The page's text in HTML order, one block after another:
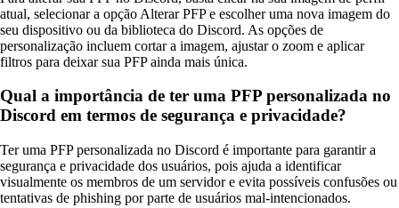
atual, selecionar a opção Alterar PFP e escolher uma nova imagem do
seu dispositivo ou da biblioteca do Discord. As opções de
personalização incluem cortar a imagem, ajustar o zoom e aplicar
filtros para deixar sua PFP ainda mais única.
Qual a importância de ter uma PFP personalizada no
Discord em termos de segurança e privacidade?
Ter uma PFP personalizada no Discord é importante para garantir a
segurança e privacidade dos usuários, pois ajuda a identificar
visualmente os membros de um servidor e evita possíveis confusões ou
tentativas de phishing por parte de usuários mal-intencionados.